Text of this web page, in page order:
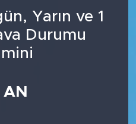
Yarın ve 1
Durumu
AN
ve Fikstür